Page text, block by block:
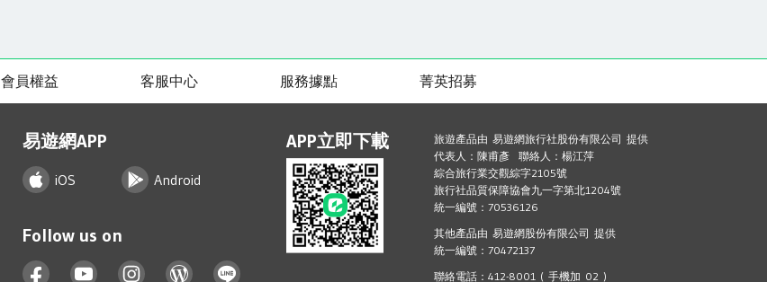
會員權益 客服中心 服務據點 菁英招募
易遊網APP
iOS Android
Follow us on
APP立即下載
旅遊產品由 易遊網旅行社股份有限公司 提供
代表人：陳甫彥 聯絡人：楊江萍
綜合旅行業交觀綜字2105號
旅行社品質保障協會九一字第北1204號
統一編號：70536126
其他產品由 易遊網股份有限公司 提供
統一編號：70472137
聯絡電話：412-8001 ( 手機加 02 )